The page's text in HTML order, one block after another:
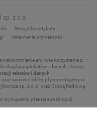
sp. z o.o.
Wszystkie artykuły
Ustawienia prywatności
ani inne korzystanie z
eksploracji tekstów i danych. Więcej
tekstów i danych
oraz serwisu tokfm.pl prezentujemy w
sp. z o.o. oraz Grupą Radiową
wykupieniu płatnej subskrypcji.